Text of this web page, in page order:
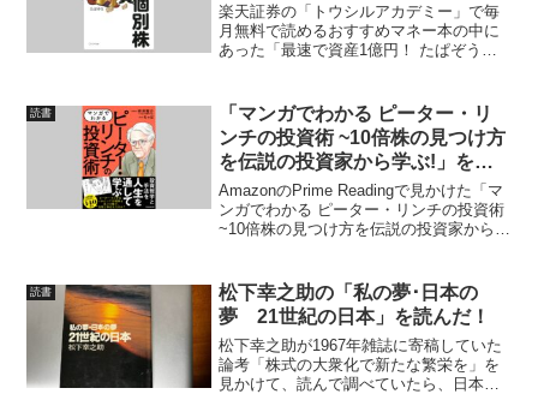
楽天証券の「トウシルアカデミー」で毎
月無料で読めるおすすめマネー本の中に
あった「最速で資産1億円！ たぱぞう式
っていたので、運営しているブログ「た
ぱぞうの米国株投資」...
読書
「マンガでわかる ピーター・リ
ンチの投資術 ~10倍株の見つけ方
を伝説の投資家から学ぶ!」を読
んだ！
AmazonのPrime Readingで見かけた「マ
ンガでわかる ピーター・リンチの投資術
~10倍株の見つけ方を伝説の投資家から学
な本か？すでに、ピーター・リン...
読書
松下幸之助の「私の夢･日本の
夢 21世紀の日本」を読んだ！
松下幸之助が1967年雑誌に寄稿していた
論考「株式の大衆化で新たな繁栄を」を
見かけて、読んで調べていたら、日本証